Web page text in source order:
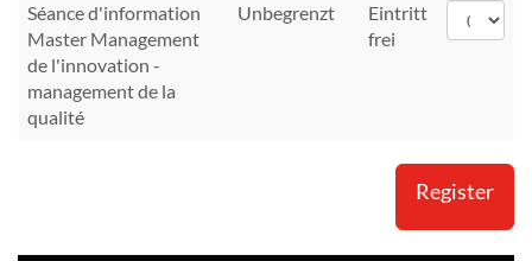
Séance d'information
Master Management
de l'innovation -
management de la
qualité
Unbegrenzt
Eintritt
frei
Register